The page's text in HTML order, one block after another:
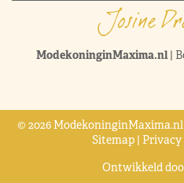
ModekoninginMaxima.nl|
© 2026
Sitemap | Privacy
Ontwikkeld